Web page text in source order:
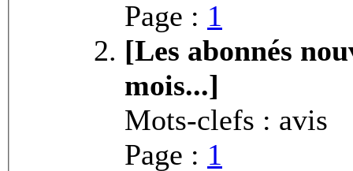
Page : 1
[Les abonnés
mois...]
Mots-clefs : avis
Page : 1